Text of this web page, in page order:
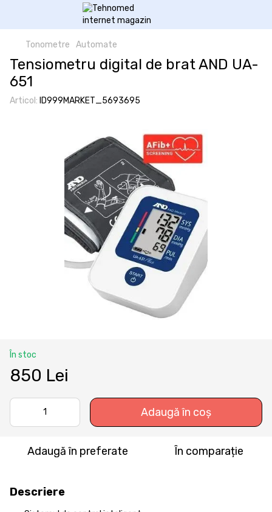
Tonometre Automate
Tensiometru digital de brat AND UA-
651
Articol: ID999MARKET_5693695
În stoc
850 Lei
Adaugă în coș
Adaugă în preferate În comparație
Descriere